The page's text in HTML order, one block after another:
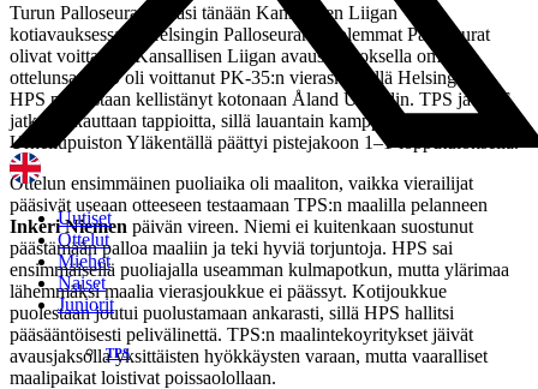
Uutiset
Ottelut
Miehet
Naiset
Juniorit
TPS
Turun Palloseura kohtasi tänään Kansallisen Liigan
kotiavauksessaan Helsingin Palloseuran. Molemmat Palloseurat
olivat voittaneet Kansallisen Liigan avauskierroksella omat
ottelunsa. TPS oli voittanut PK-35:n vieraskentällä Helsingissä,
HPS puolestaan kellistänyt kotonaan Åland Unitedin. TPS ja HPS
jatkavat kauttaan tappioitta, sillä lauantain kamppailu Turun
Urheilupuiston Yläkentällä päättyi pistejakoon 1–1-lopputuloksella.
Ottelun ensimmäinen puoliaika oli maaliton, vaikka vierailijat
pääsivät useaan otteeseen testaamaan TPS:n maalilla pelanneen
Inkeri Niemen päivän vireen. Niemi ei kuitenkaan suostunut
päästämään palloa maaliin ja teki hyviä torjuntoja. HPS sai
ensimmäisellä puoliajalla useamman kulmapotkun, mutta ylärimaa
lähemmäksi maalia vierasjoukkue ei päässyt. Kotijoukkue
puolestaan joutui puolustamaan ankarasti, sillä HPS hallitsi
pääsääntöisesti pelivälinettä. TPS:n maalintekoyritykset jäivät
avausjaksolla yksittäisten hyökkäysten varaan, mutta vaaralliset
maalipaikat loistivat poissaolollaan.